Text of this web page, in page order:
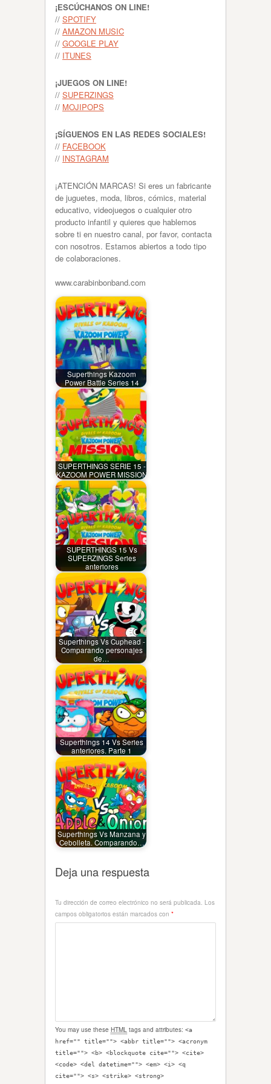
¡ESCÚCHANOS ON LINE!
// SPOTIFY
// AMAZON MUSIC
// GOOGLE PLAY
// ITUNES
¡JUEGOS ON LINE!
// SUPERZINGS
// MOJIPOPS
¡SÍGUENOS EN LAS REDES SOCIALES!
// FACEBOOK
// INSTAGRAM
¡ATENCIÓN MARCAS! Si eres un fabricante
de juguetes, moda, libros, cómics, material
educativo, videojuegos o cualquier otro
producto infantil y quieres que hablemos
sobre ti en nuestro canal, por favor, contacta
con nosotros. Estamos abiertos a todo tipo
de colaboraciones.
www.carabinbonband.com
Superthings Kazoom
Power Battle Series 14
SUPERTHINGS SERIE 15 -
KAZOOM POWER MISSION
SUPERTHINGS 15 Vs
SUPERZINGS Series
anteriores
Superthings Vs Cuphead -
Comparando personajes
de…
Superthings 14 Vs Series
anteriores. Parte 1
Superthings Vs Manzana y
Cebolleta. Comparando…
Deja una respuesta
Tu dirección de correo electrónico no será publicada. Los
campos obligatorios están marcados con *
You may use these HTML tags and attributes: <a
href="" title=""> <abbr title=""> <acronym
title=""> <b> <blockquote cite=""> <cite>
<code> <del datetime=""> <em> <i> <q
cite=""> <s> <strike> <strong>